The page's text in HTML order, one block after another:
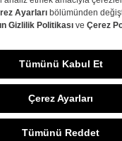
Tüm Hakları Saklıdır